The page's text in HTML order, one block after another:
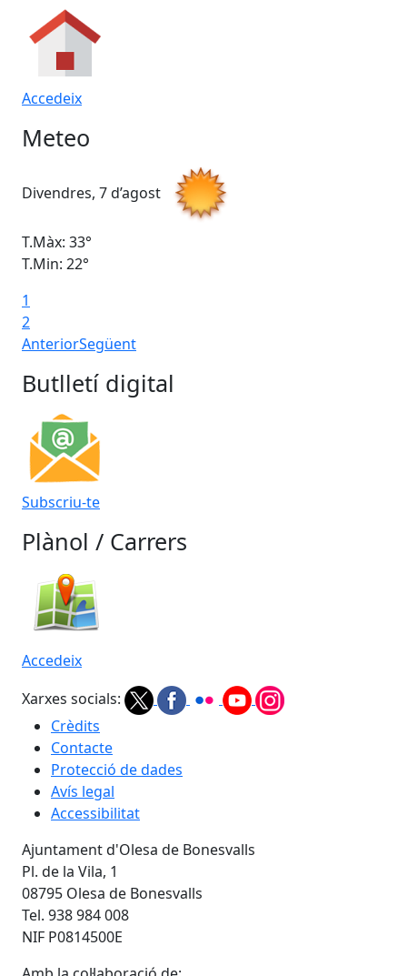
Accedeix
Meteo
Divendres, 7 d’agost
T.Màx: 33°
T.Min: 22°
1
2
AnteriorSegüent
Butlletí digital
Subscriu-te
Plànol / Carrers
Accedeix
Xarxes socials:
Crèdits
Contacte
Protecció de dades
Avís legal
Accessibilitat
Ajuntament d'Olesa de Bonesvalls
Pl. de la Vila, 1
08795 Olesa de Bonesvalls
Tel. 938 984 008
NIF P0814500E